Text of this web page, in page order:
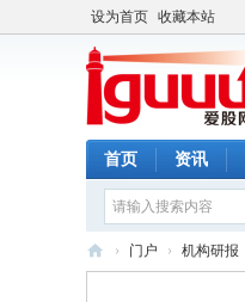
设为首页 收藏本站
首页 资讯
› 门户 › 机构研报